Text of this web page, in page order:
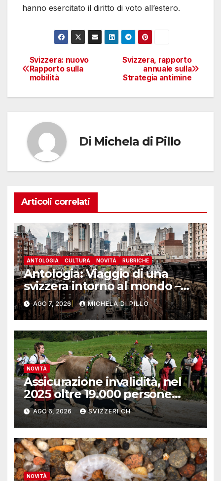
hanno esercitato il diritto di voto all’estero.
Navigazione
articoli
Svizzera, rapporto
annuale sulla
Strategia antimine
Svizzera: nuovo
Rapporto sulla
mobilità
Di Michela di Pillo
Articoli correlati
ANTOLOGIA CULTURA NOVITÀ RUBRICHE
Antologia: Viaggio di una
svizzera intorno al mondo –
Yosemite
AGO 7, 2026 MICHELA DI PILLO
NOVITÀ
Assicurazione invalidità, nel
2025 oltre 19.000 persone
reinserite nel mercato del
lavoro
AGO 6, 2026 SVIZZERI CH
NOVITÀ